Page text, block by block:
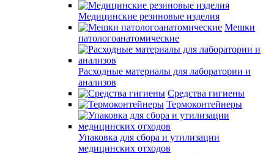
Медицинские резиновые изделия
Мешки
патологоанатомические
Расходные материалы для лаборатории и
анализов
Средства гигиены
Термоконтейнеры
Упаковка для сбора и утилизации
медицинских отходов